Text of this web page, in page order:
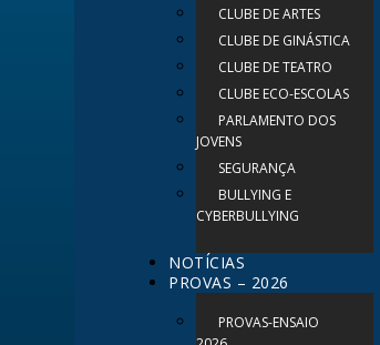
CLUBE DE ARTES
CLUBE DE GINÁSTICA
CLUBE DE TEATRO
CLUBE ECO-ESCOLAS
PARLAMENTO DOS
JOVENS
SEGURANÇA
BULLYING E
CYBERBULLYING
NOTÍCIAS
PROVAS – 2026
PROVAS-ENSAIO